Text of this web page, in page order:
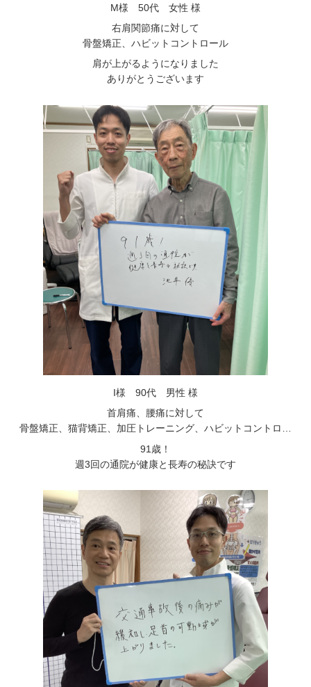
M様 50代 女性 様
右肩関節痛に対して
骨盤矯正、ハビットコントロール
肩が上がるようになりました
ありがとうございます
I様 90代 男性 様
首肩痛、腰痛に対して
骨盤矯正、猫背矯正、加圧トレーニング、ハビットコントロ…
91歳！
週3回の通院が健康と長寿の秘訣です